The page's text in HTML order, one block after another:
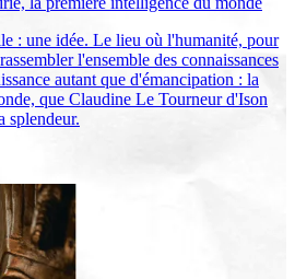
: une idée. Le lieu où l'humanité, pour
l'ensemble des connaissances
autant que d'émancipation : la
que Claudine Le Tourneur d'Ison
splendeur.